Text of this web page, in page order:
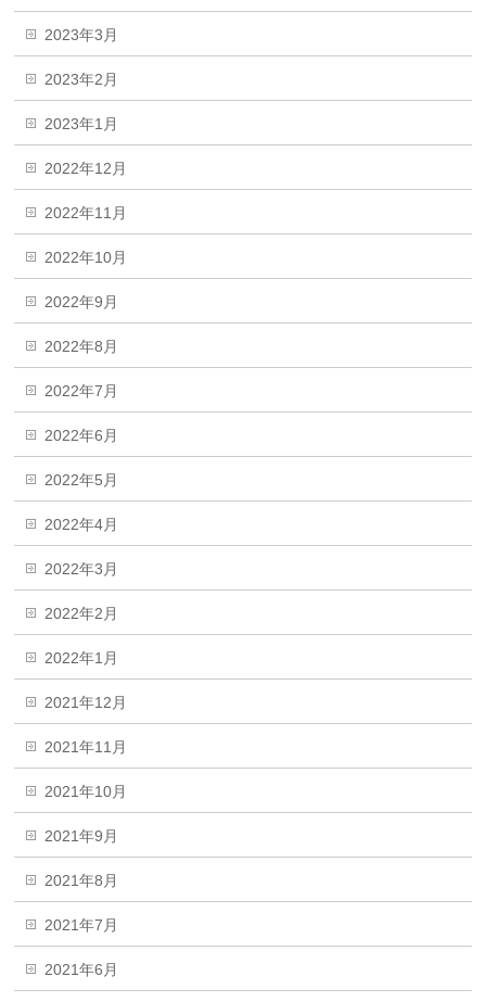
2023年3月
2023年2月
2023年1月
2022年12月
2022年11月
2022年10月
2022年9月
2022年8月
2022年7月
2022年6月
2022年5月
2022年4月
2022年3月
2022年2月
2022年1月
2021年12月
2021年11月
2021年10月
2021年9月
2021年8月
2021年7月
2021年6月